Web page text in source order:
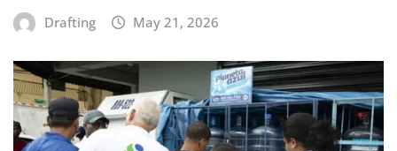
Drafting May 21, 2026